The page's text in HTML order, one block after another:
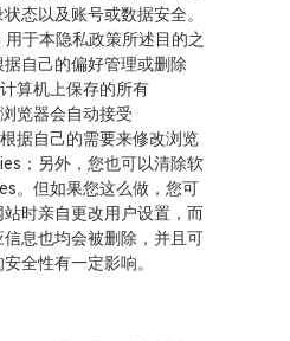
态以及账号或数据安全。
于本隐私政策所述目的之
自己的偏好管理或删除
算机上保存的所有
览器会自动接受
据自己的需要来修改浏览
；另外，您也可以清除软
。但如果您这么做，您可
时亲自更改用户设置，而
信息也均会被删除，并且可
全性有一定影响。